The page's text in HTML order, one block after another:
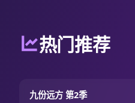
热门推荐
8.1
九份远方 第2季